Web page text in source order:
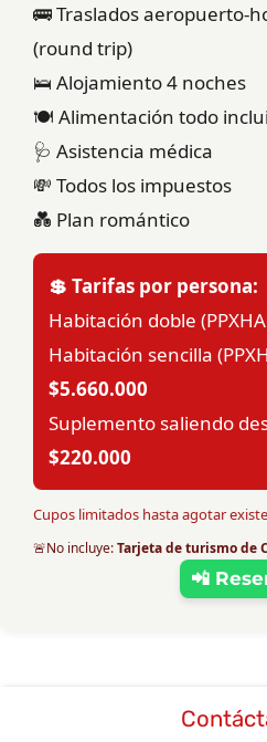
🚌 Traslados aeropuerto-
(round trip)
🛌 Alojamiento 4 noches
🍽️ Alimentación todo
🩺 Asistencia médica
💸 Todos los impuestos
💑 Plan romántico
💲 Tarifas por persona:
Habitación doble
Habitación sencilla
$5.660.000
Suplemento saliendo
$220.000
Cupos limitados hasta agotar
🚨No incluye:Tarjeta de turismo de
📲